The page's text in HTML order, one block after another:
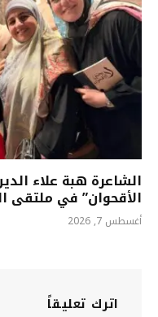
الشاعرة هبة علاء
الأقحوان” في ملتقى
أغسطس 7, 2026
اترك تعليقاً